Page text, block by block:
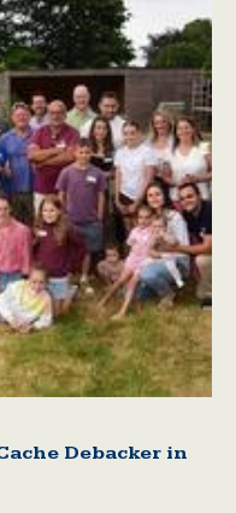
Debacker in